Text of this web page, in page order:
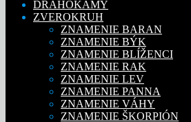
DRAHOKAMY
ZVEROKRUH
ZNAMENIE BARAN
ZNAMENIE BÝK
ZNAMENIE BLÍŽENCI
ZNAMENIE RAK
ZNAMENIE LEV
ZNAMENIE PANNA
ZNAMENIE VÁHY
ZNAMENIE ŠKORPIÓN